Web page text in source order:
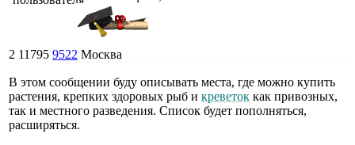
2 11795 9522 Москва
В этом сообщении буду описывать места, где можно купить
растения, крепких здоровых рыб и креветок как привозных,
так и местного разведения. Список будет пополняться,
расширяться.